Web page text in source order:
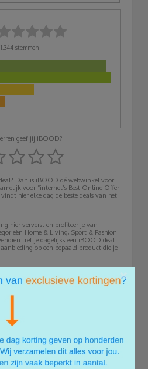
1.344 stemmen
geef jij iBOOD?
Dan is iBOOD dé webwinkel voor
voor “internet’s Best Online Offer
hier elke dag de beste deals van het
hier ververst en profiteer je van
Home & Living, Sport & Fashion
tref je dagelijks een iBOOD deal
op een bepaald product die je
telkens slechts 24 uur geldig. Wacht
van een van die deals. Neem
voor de nieuwe spetterende dagdeals!
je op www.ibood.be daarnaast van
een aantal dagen geniet van
categorieën. Je hebt hierbij dus
te plaatsen. Wel geldt hierbij
een beperkte voorraad. Ben je te
ook echt weg.
×